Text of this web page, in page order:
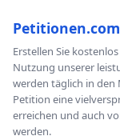
Petitionen.com
Erstellen Sie
Nutzung unserer
werden täglich in den
Petition eine
erreichen und auch
werden.